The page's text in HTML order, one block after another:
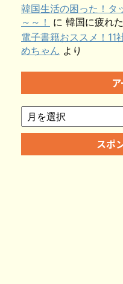
韓国生活の困った！タ
～～！
に 韓国に疲れた
電子書籍おススメ！11
めちゃん より
スポ